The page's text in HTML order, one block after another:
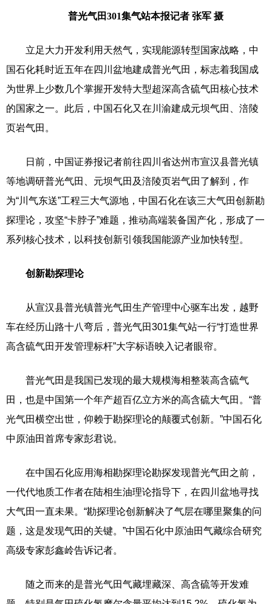
普光气田301集气站本报记者 张军 摄
立足大力开发利用天然气，实现能源转型国家战略，中
国石化耗时近五年在四川盆地建成普光气田，标志着我国成
为世界上少数几个掌握开发特大型超深高含硫气田核心技术
的国家之一。此后，中国石化又在川渝建成元坝气田、涪陵
页岩气田。
日前，中国证券报记者前往四川省达州市宣汉县普光镇
等地调研普光气田、元坝气田及涪陵页岩气田了解到，作
为“川气东送”工程三大气源地，中国石化在该三大气田创新勘
探理论，攻坚“卡脖子”难题，推动高端装备国产化，形成了一
系列核心技术，以科技创新引领我国能源产业加快转型。
创新勘探理论
从宣汉县普光镇普光气田生产管理中心驱车出发，越野
车在经历山路十八弯后，普光气田301集气站一行“打造世界
高含硫气田开发管理标杆”大字标语映入记者眼帘。
普光气田是我国已发现的最大规模海相整装高含硫气
田，也是中国第一个年产超百亿立方米的高含硫大气田。“普
光气田横空出世，仰赖于勘探理论的颠覆式创新。”中国石化
中原油田首席专家彭君说。
在中国石化应用海相勘探理论勘探发现普光气田之前，
一代代地质工作者在陆相生油理论指导下，在四川盆地寻找
大气田一直未果。“勘探理论创新解决了气层在哪里聚集的问
题，这是发现气田的关键。”中国石化中原油田气藏综合研究
高级专家彭鑫岭告诉记者。
随之而来的是普光气田气藏埋藏深、高含硫等开发难